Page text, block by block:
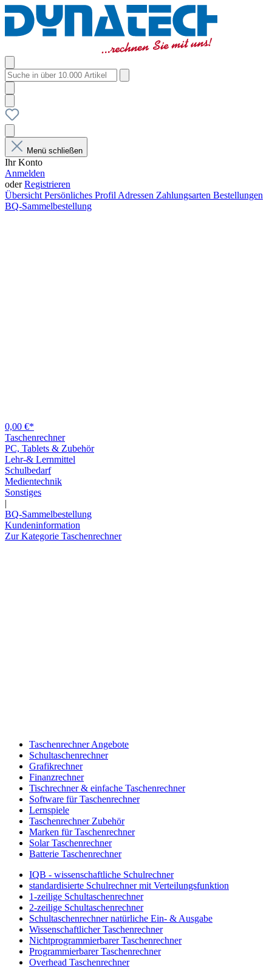
Menü schließen
Ihr Konto
Anmelden
oderRegistrieren
Übersicht Persönliches Profil Adressen Zahlungsarten Bestellungen
BQ-Sammelbestellung
0,00 €*
Taschenrechner
PC, Tablets & Zubehör
Lehr-& Lernmittel
Schulbedarf
Medientechnik
Sonstiges
|
BQ-Sammelbestellung
Kundeninformation
Zur Kategorie Taschenrechner
Taschenrechner Angebote
Schultaschenrechner
Grafikrechner
Finanzrechner
Tischrechner & einfache Taschenrechner
Software für Taschenrechner
Lernspiele
Taschenrechner Zubehör
Marken für Taschenrechner
Solar Taschenrechner
Batterie Taschenrechner
IQB - wissenschaftliche Schulrechner
standardisierte Schulrechner mit Verteilungsfunktion
1-zeilige Schultaschenrechner
2-zeilige Schultaschenrechner
Schultaschenrechner natürliche Ein- & Ausgabe
Wissenschaftlicher Taschenrechner
Nichtprogrammierbarer Taschenrechner
Programmierbarer Taschenrechner
Overhead Taschenrechner